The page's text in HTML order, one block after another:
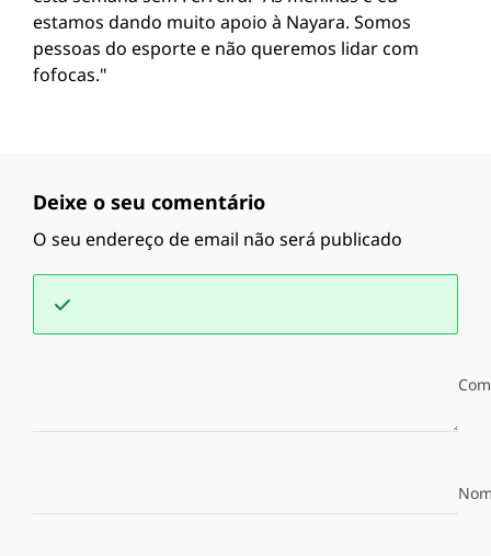
estamos dando muito apoio à Nayara. Somos
pessoas do esporte e não queremos lidar com
fofocas."
Deixe o seu comentário
O seu endereço de email não será publicado